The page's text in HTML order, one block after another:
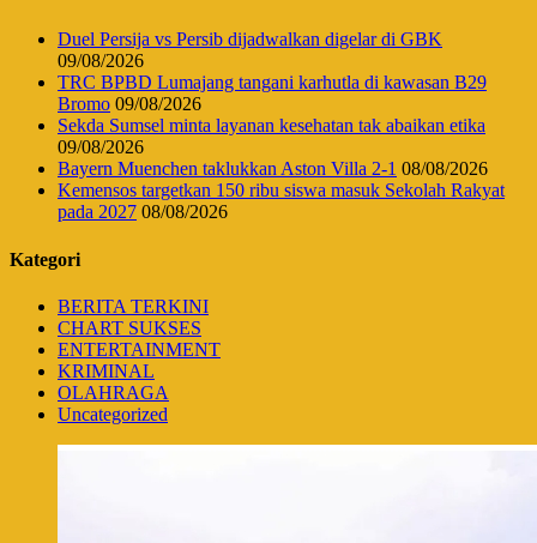
Duel Persija vs Persib dijadwalkan digelar di GBK
09/08/2026
TRC BPBD Lumajang tangani karhutla di kawasan B29
Bromo 09/08/2026
Sekda Sumsel minta layanan kesehatan tak abaikan etika
09/08/2026
Bayern Muenchen taklukkan Aston Villa 2-1 08/08/2026
Kemensos targetkan 150 ribu siswa masuk Sekolah Rakyat
pada 2027 08/08/2026
Kategori
BERITA TERKINI
CHART SUKSES
ENTERTAINMENT
KRIMINAL
OLAHRAGA
Uncategorized